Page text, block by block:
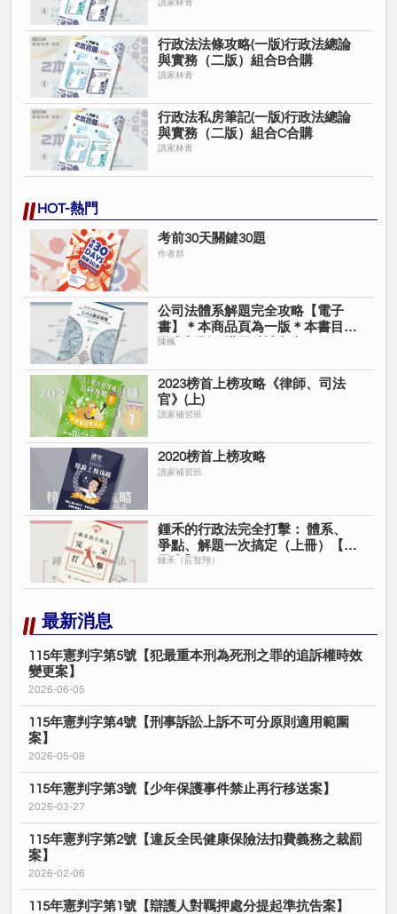
讀家林青
行政法法條攻略(一版)行政法總論
與實務（二版）組合B合購
讀家林青
行政法私房筆記(一版)行政法總論
與實務（二版）組合C合購
讀家林青
HOT-熱門
考前30天關鍵30題
作者群
公司法體系解題完全攻略【電子
書】＊本商品頁為一版＊本書目前
已出新版＊購買時請留意＊
陳楓
2023榜首上榜攻略《律師、司法
官》(上)
讀家補習班
2020榜首上榜攻略
讀家補習班
鍾禾的行政法完全打擊： 體系、
爭點、解題一次搞定（上冊）【電
子書】
鍾禾（莊智翔）
最新消息
115年憲判字第5號【犯最重本刑為死刑之罪的追訴權時效
變更案】
2026-06-05
115年憲判字第4號【刑事訴訟上訴不可分原則適用範圍
案】
2026-05-08
115年憲判字第3號【少年保護事件禁止再行移送案】
2026-03-27
115年憲判字第2號【違反全民健康保險法扣費義務之裁罰
案】
2026-02-06
115年憲判字第1號【辯護人對羈押處分提起準抗告案】